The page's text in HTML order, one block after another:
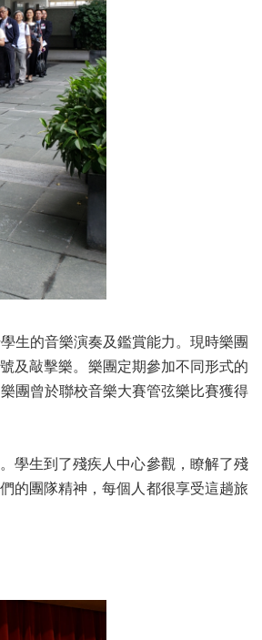
生的音樂演奏及鑑賞能力。現時樂團
及敲擊樂。樂團定期參加不同形式的
團曾於聯校音樂大賽管弦樂比賽獲得
學生到了殘疾人中心參觀，瞭解了殘
的團隊精神，每個人都很享受這趟旅